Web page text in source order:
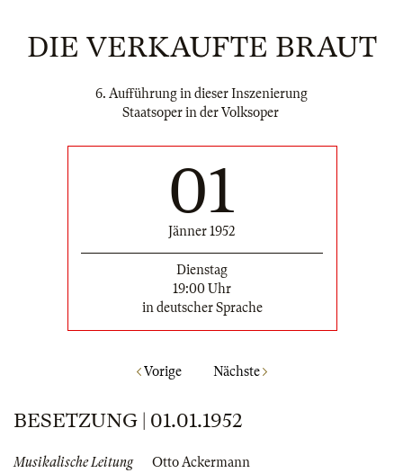
DIE VERKAUFTE BRAUT
6. Aufführung in dieser Inszenierung
Staatsoper in der Volksoper
01
Jänner 1952
Dienstag
19:00 Uhr
in deutscher Sprache
Vorige Nächste
BESETZUNG | 01.01.1952
Musikalische Leitung
Otto Ackermann